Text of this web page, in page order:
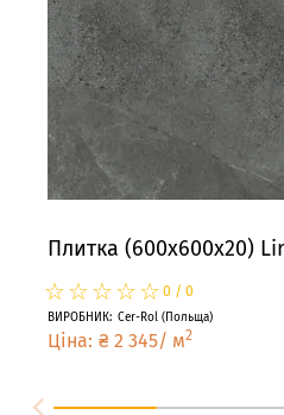
Плитка (600x600x20)
☆
★☆
★☆
★☆
★☆
★ 0 / 0
ВИРОБНИК: Cer-Rol (Польща)
Ціна: ₴ 2 345/ м2